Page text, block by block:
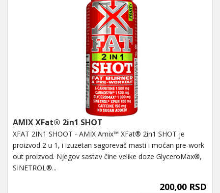
AMIX XFat® 2in1 SHOT
XFAT 2IN1 SHOOT - AMIX Amix™ XFat® 2in1 SHOT je
proizvod 2 u 1, i izuzetan sagorevač masti i moćan pre-work
out proizvod. Njegov sastav čine velike doze GlyceroMax®,
SINETROL®...
200,00 RSD